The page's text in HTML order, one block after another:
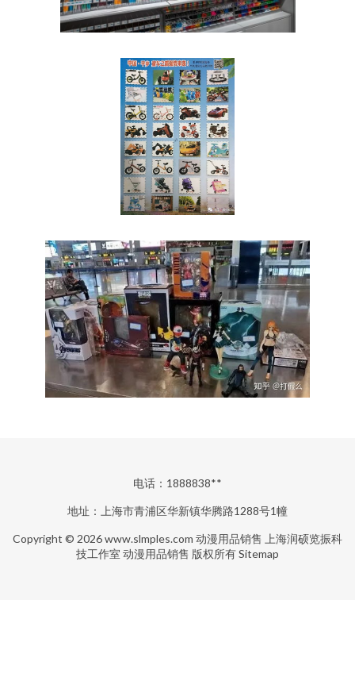
电话：1888838**
地址：上海市青浦区华新镇华腾路1288号1幢
Copyright © 2026www.slmples.com 动漫用品销售
上海润硕览振科
技工作室 动漫用品销售 版权所有Sitemap